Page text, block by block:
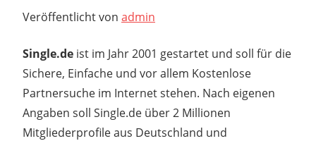
Veröffentlicht von admin
Single.de ist im Jahr 2001 gestartet und soll für die
Sichere, Einfache und vor allem Kostenlose
Partnersuche im Internet stehen. Nach eigenen
Angaben soll Single.de über 2 Millionen
Mitgliederprofile aus Deutschland und